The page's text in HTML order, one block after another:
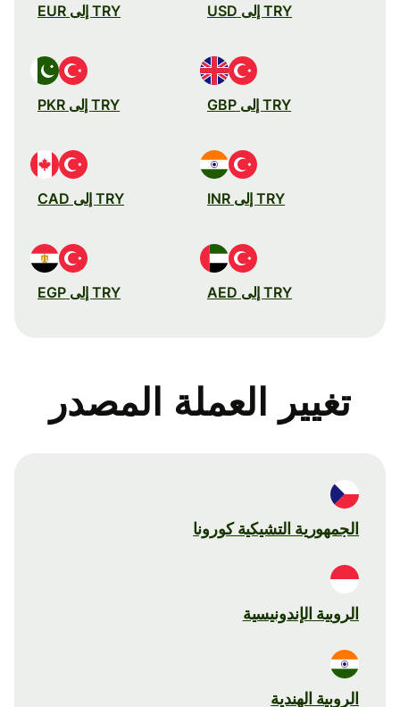
TRY إلى USD TRY إلى EUR
TRY إلى GBP TRY إلى PKR
TRY إلى INR TRY إلى CAD
TRY إلى AED TRY إلى EGP
تغيير العملة المصدر
الجمهورية التشيكية كورونا
الروبية الإندونيسية
الروبية الهندية